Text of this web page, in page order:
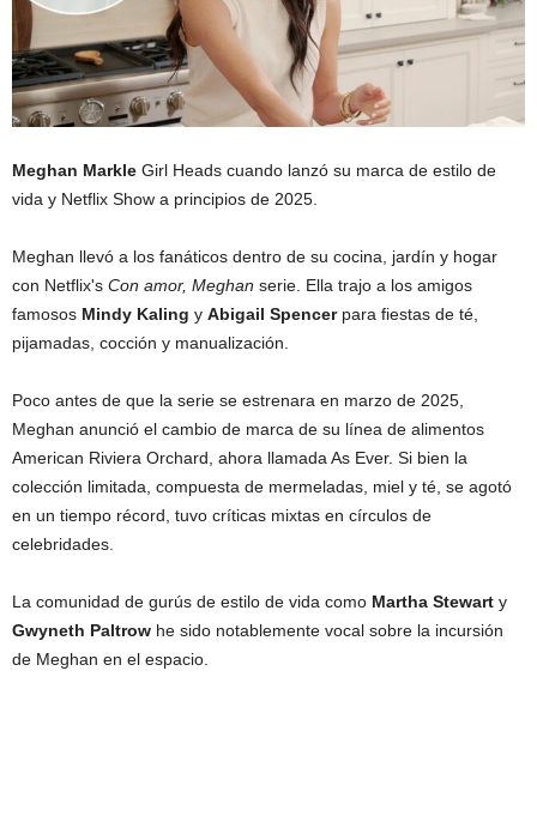
Meghan Markle Girl Heads cuando lanzó su marca de estilo de
vida y Netflix Show a principios de 2025.
Meghan llevó a los fanáticos dentro de su cocina, jardín y hogar
con Netflix's Con amor, Meghan serie. Ella trajo a los amigos
famosos Mindy Kaling y Abigail Spencerpara fiestas de té,
pijamadas, cocción y manualización.
Poco antes de que la serie se estrenara en marzo de 2025,
Meghan anunció el cambio de marca de su línea de alimentos
American Riviera Orchard, ahora llamada As Ever. Si bien la
colección limitada, compuesta de mermeladas, miel y té, se agotó
en un tiempo récord, tuvo críticas mixtas en círculos de
celebridades.
La comunidad de gurús de estilo de vida como Martha Stewart y
Gwyneth Paltrow he sido notablemente vocal sobre la incursión
de Meghan en el espacio.